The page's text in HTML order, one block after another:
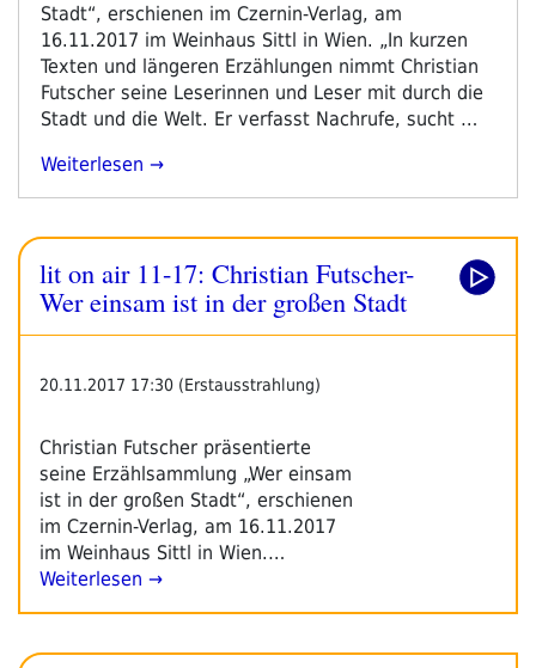
Stadt“, erschienen im Czernin-Verlag, am
16.11.2017 im Weinhaus Sittl in Wien. „In kurzen
Texten und längeren Erzählungen nimmt Christian
Futscher seine Leserinnen und Leser mit durch die
Stadt und die Welt. Er verfasst Nachrufe, sucht …
„Christian
Einsam
Ist
In
Stadt“
Weiterlesen
lit on air 11-17: Christian Futscher-
Wer einsam ist in der großen Stadt
20.11.2017 17:30 (Erstausstrahlung)
Christian Futscher präsentierte
seine Erzählsammlung „Wer einsam
ist in der großen Stadt“, erschienen
im Czernin-Verlag, am 16.11.2017
im Weinhaus Sittl in Wien.…
Weiterlesen →